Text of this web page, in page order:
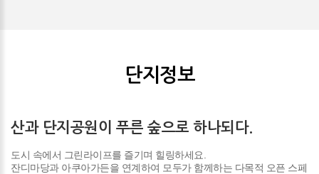
단지정보
산과 단지공원이 푸른 숲으로 하나되다.
도시 속에서 그린라이프를 즐기며 힐링하세요.
잔디마당과 아쿠아가든을 연계하여 모두가 함께하는 다목적 오픈 스페